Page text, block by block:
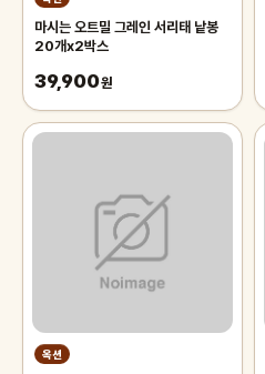
마시는 오트밀 그레인 서리태 낱봉
20개x2박스
39,900원
옥션